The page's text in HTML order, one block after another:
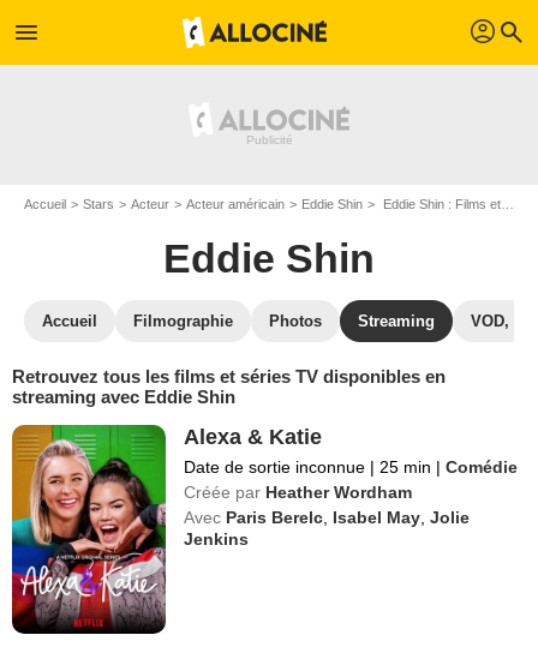
menu profil search
Accueil Stars Acteur Acteur américain Eddie Shin Eddie Shin : Films et séries online
Eddie Shin
Accueil Filmographie Photos Streaming VOD,
Retrouvez tous les films et séries TV disponibles en
streaming avec Eddie Shin
Alexa & Katie
Date de sortie inconnue | 25 min | Comédie
Créée par Heather Wordham
Avec Paris Berelc Isabel May ,Jolie
Jenkins